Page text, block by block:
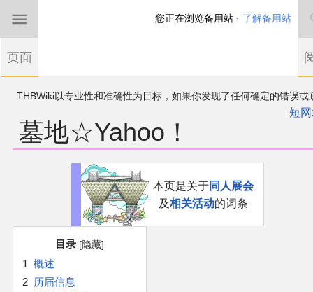
THBWiki以专业性和准确性为目标，如果你发现了任何确定的错误或
如果您是第一次来到这里，请点击右上角注册一
帐户
有任何意见、建议、求助、反馈都可以在
短
墓地☆Yahoo！
航
索
本页是关于同人展会
及相关活动的词条
目录
1 概述
2 历届信息
您正在浏览备用站 · 了解备用站
页面
首页
东方Project
东方同人规约
沙盒（建议使用）
加入我们